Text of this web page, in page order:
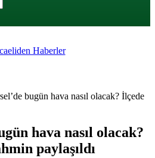
bugün hava nasıl olacak? İlçede
hava nasıl olacak?
paylaşıldı